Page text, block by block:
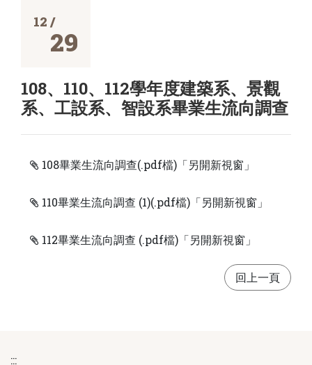
12 /
29
108、110、112學年度建築系、景觀
系、工設系、智設系畢業生流向調查
108畢業生流向調查(.pdf檔)「另開新視窗」
110畢業生流向調查 (1)(.pdf檔)「另開新視窗」
112畢業生流向調查 (.pdf檔)「另開新視窗」
:::